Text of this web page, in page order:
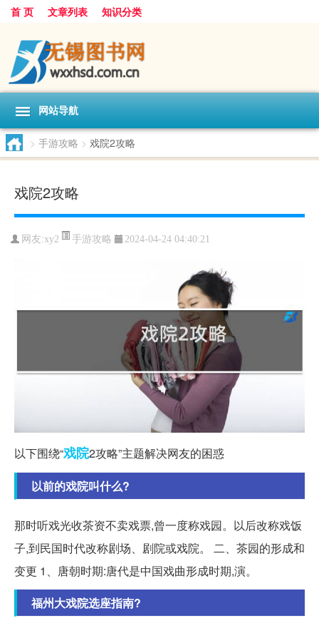
首 页 文章列表 知识分类
网站导航
> 手游攻略 > 戏院2攻略
戏院2攻略
网友:xy2 手游攻略 2024-04-24 04:40:21
以下围绕“戏院2攻略”主题解决网友的困惑
以前的戏院叫什么?
那时听戏光收茶资不卖戏票,曾一度称戏园。以后改称戏饭
子,到民国时代改称剧场、剧院或戏院。 二、茶园的形成和
变更 1、唐朝时期:唐代是中国戏曲形成时期,演。
福州大戏院选座指南?